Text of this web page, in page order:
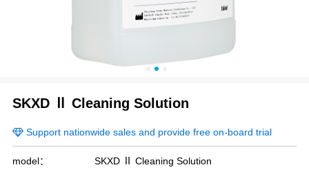
SKXD Ⅱ Cleaning Solution
Support nationwide sales and provide free on-board trial
model： SKXD Ⅱ Cleaning Solution